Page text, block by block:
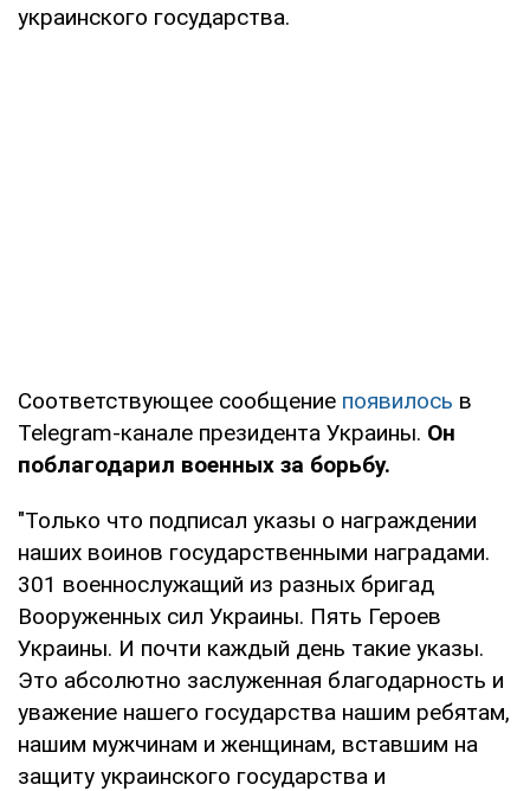
украинского государства.
Соответствующее сообщение появилось в
Telegram-канале президента Украины. Он
поблагодарил военных за борьбу.
"Только что подписал указы о награждении
наших воинов государственными наградами.
301 военнослужащий из разных бригад
Вооруженных сил Украины. Пять Героев
Украины. И почти каждый день такие указы.
Это абсолютно заслуженная благодарность и
уважение нашего государства нашим ребятам,
нашим мужчинам и женщинам, вставшим на
защиту украинского государства и